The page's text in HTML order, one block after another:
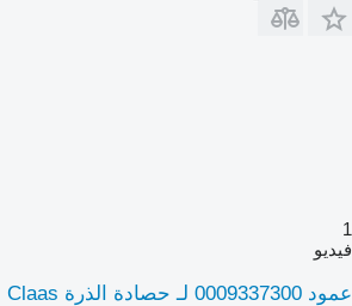
1
فيديو
عمود 0009337300 لـ حصادة الذرة Claas